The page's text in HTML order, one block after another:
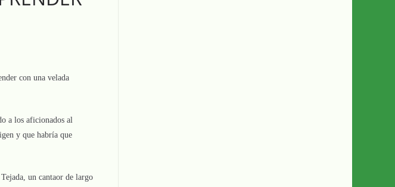
con una velada
a los aficionados al
y que habría que
un cantaor de largo